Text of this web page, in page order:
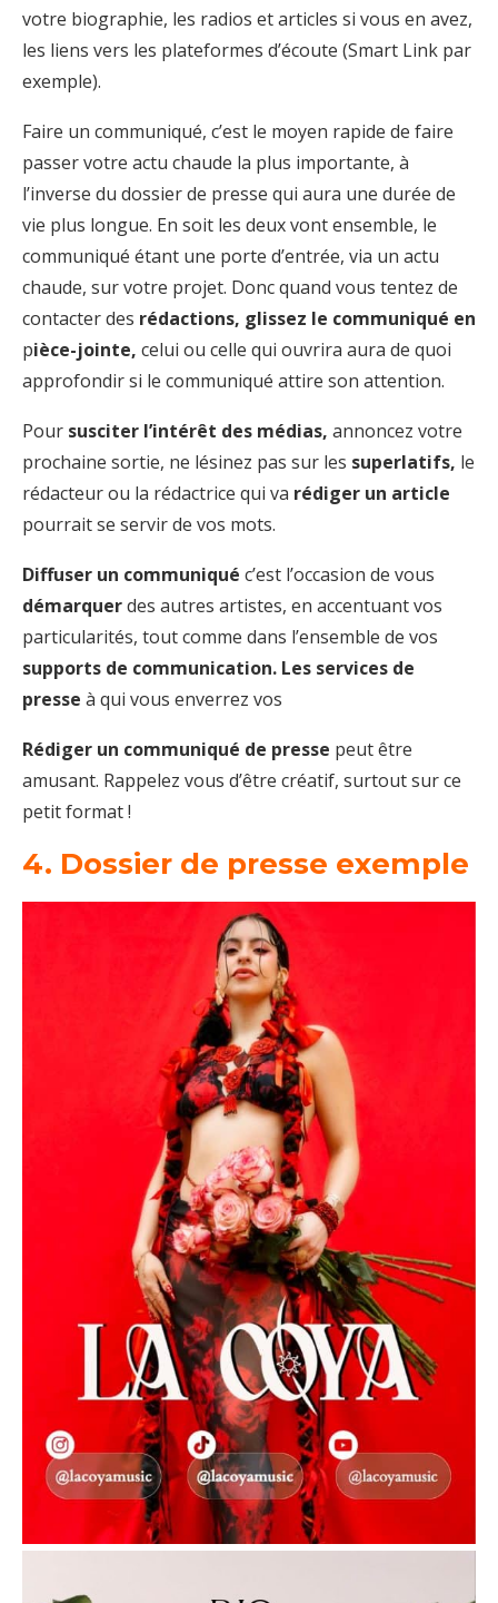
votre biographie, les radios et articles si vous en avez,
les liens vers les plateformes d’écoute (Smart Link par
exemple).
Faire un communiqué, c’est le moyen rapide de faire
passer votre actu chaude la plus importante, à
l’inverse du dossier de presse qui aura une durée de
vie plus longue. En soit les deux vont ensemble, le
communiqué étant une porte d’entrée, via un actu
chaude, sur votre projet. Donc quand vous tentez de
contacter des rédactions, glissez le communiqué en
pièce-jointe, celui ou celle qui ouvrira aura de quoi
approfondir si le communiqué attire son attention.
Pour susciter l’intérêt des médias, annoncez votre
prochaine sortie, ne lésinez pas sur les superlatifs, le
rédacteur ou la rédactrice qui va rédiger un article
pourrait se servir de vos mots.
Diffuser un communiqué c’est l’occasion de vous
démarquerdes autres artistes, en accentuant vos
particularités, tout comme dans l’ensemble de vos
supports de communication. Les services de
presse à qui vous enverrez vos
Rédiger un communiqué de presse peut être
amusant. Rappelez vous d’être créatif, surtout sur ce
petit format !
4. Dossier de presse exemple